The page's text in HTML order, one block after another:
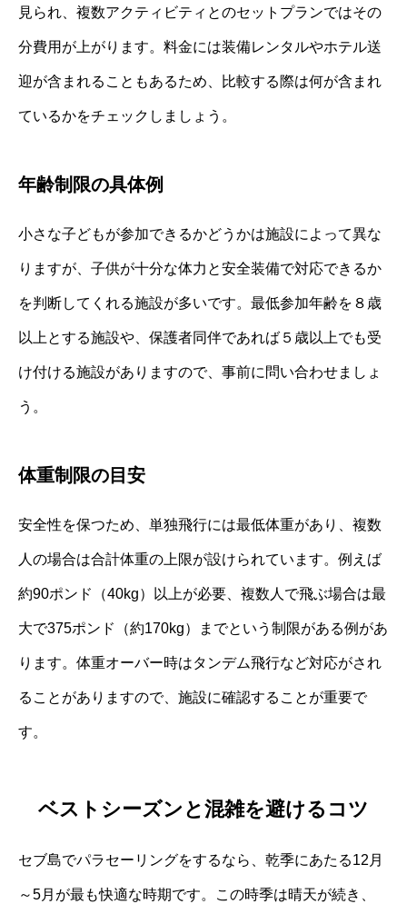
見られ、複数アクティビティとのセットプランではその
分費用が上がります。料金には装備レンタルやホテル送
迎が含まれることもあるため、比較する際は何が含まれ
ているかをチェックしましょう。
年齢制限の具体例
小さな子どもが参加できるかどうかは施設によって異な
りますが、子供が十分な体力と安全装備で対応できるか
を判断してくれる施設が多いです。最低参加年齢を８歳
以上とする施設や、保護者同伴であれば５歳以上でも受
け付ける施設がありますので、事前に問い合わせましょ
う。
体重制限の目安
安全性を保つため、単独飛行には最低体重があり、複数
人の場合は合計体重の上限が設けられています。例えば
約90ポンド（40kg）以上が必要、複数人で飛ぶ場合は最
大で375ポンド（約170kg）までという制限がある例があ
ります。体重オーバー時はタンデム飛行など対応がされ
ることがありますので、施設に確認することが重要で
す。
ベストシーズンと混雑を避けるコツ
セブ島でパラセーリングをするなら、乾季にあたる12月
～5月が最も快適な時期です。この時季は晴天が続き、